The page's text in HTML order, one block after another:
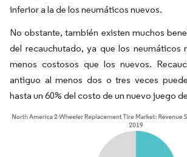
inferior a la de los neumáticos nuevos.
No obstante, también existen muchos
del recauchutado, ya que los neumáticos
menos costosos que los nuevos.
antiguo al menos dos o tres veces
hasta un 60% del costo de un nuevo juego